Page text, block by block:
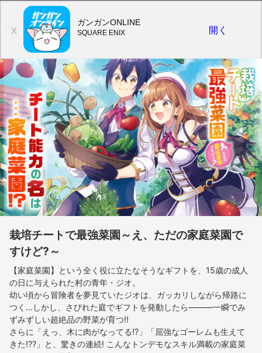
栽培チートで最強菜園～え、ただの家庭菜園で
すけど?～
【家庭菜園】という全く役に立たなそうなギフトを、15歳の成人
の日に与えられた村の青年・ジオ。
幼い頃から冒険者を夢見ていたジオは、ガッカリしながら帰路に
つく…しかし、さびれた庭でギフトを発動したら―――一瞬でみ
ずみずしい超絶品の野菜が育つ!!
さらに「えっ、木に肉がなってる!?」「屈強なゴーレムも生えて
きた!??」と、驚きの連続! こんなトンデモなスキル満載の家庭菜
X
ガンガンONLINE
SQUARE ENIX 開く